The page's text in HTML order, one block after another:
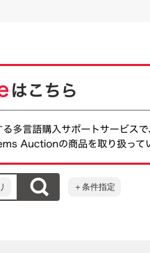
＋条件指定